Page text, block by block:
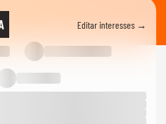
Editar interesses →